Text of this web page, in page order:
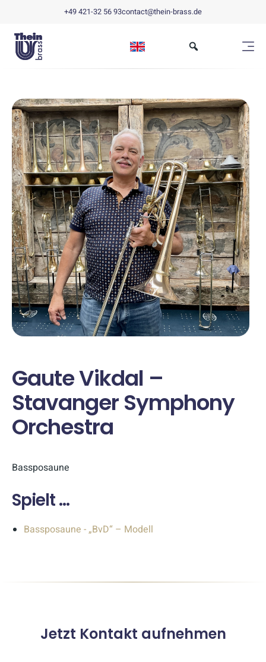
+49 421-32 56 93contact@thein-brass.de
Gaute Vikdal –
Stavanger Symphony
Orchestra
Bassposaune
Spielt ...
Bassposaune - „BvD“ – Modell
Jetzt Kontakt aufnehmen